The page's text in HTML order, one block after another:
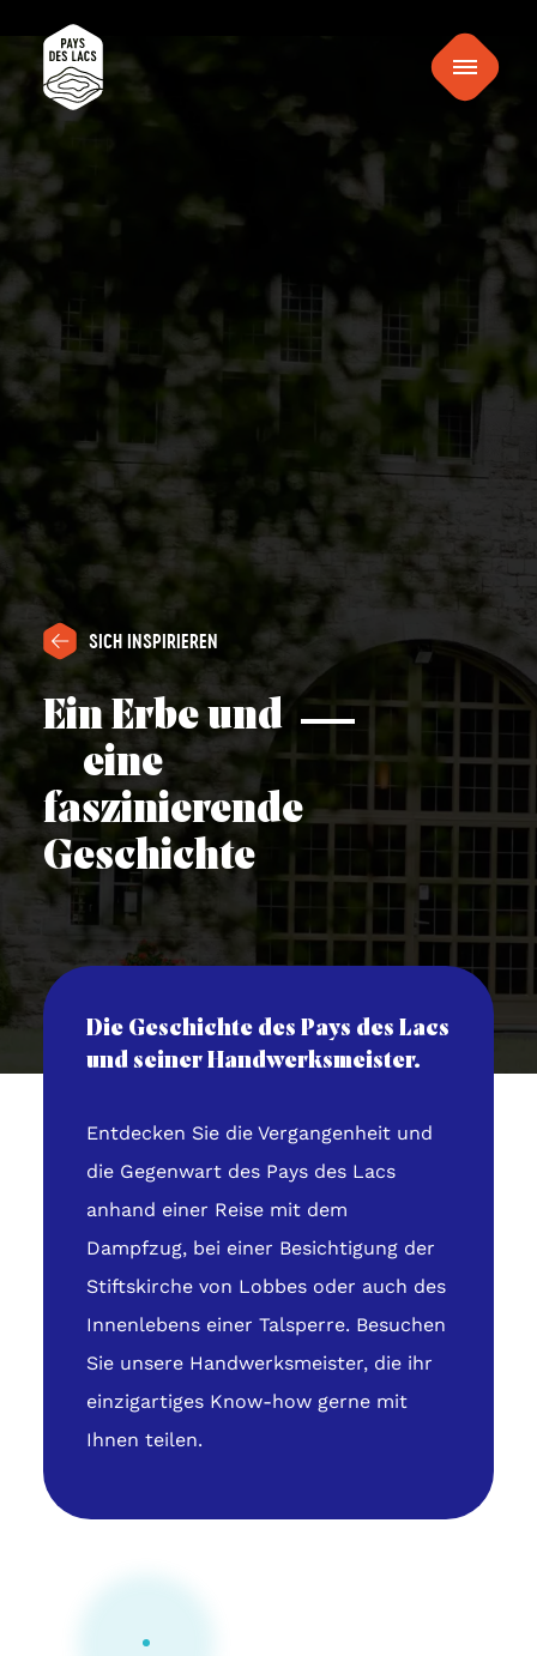
Pays
des
Lacs
Menu
SICH INSPIRIEREN
Ein Erbe und
eine
faszinierende
Geschichte
Die Geschichte des Pays des Lacs
und seiner Handwerksmeister.
Entdecken Sie die Vergangenheit und
die Gegenwart des Pays des Lacs
anhand einer Reise mit dem
Dampfzug, bei einer Besichtigung der
Stiftskirche von Lobbes oder auch des
Innenlebens einer Talsperre. Besuchen
Sie unsere Handwerksmeister, die ihr
einzigartiges Know-how gerne mit
Ihnen teilen.